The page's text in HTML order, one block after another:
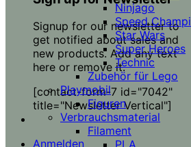
Signup for our newsletter to
get notified about sales and
new products. Add any text
here or remove it.
[contact-form-7 id="7042"
title="Newsletter Vertical"]
Anmelden
Ninjago
Speed
Star Wars
Super Heroes
Technic
Zubehör für Lego
Playmobil
Figuren
Verbrauchsmaterial
Filament
PLA